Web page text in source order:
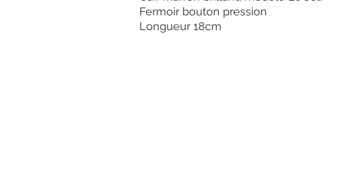
Fermoir bouton pression
Longueur 18cm